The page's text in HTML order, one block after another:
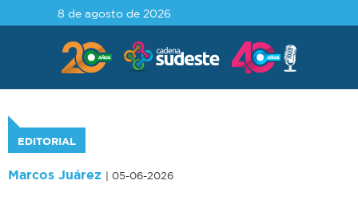
8 de agosto de 2026
EDITORIAL
Marcos Juárez | 05-06-2026